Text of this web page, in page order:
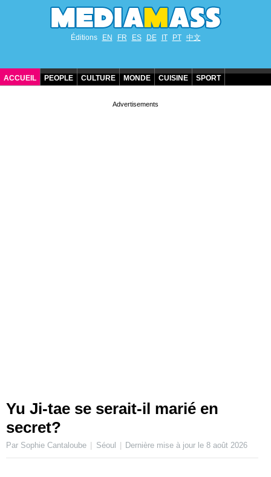
Éditions EN FR ES DE IT PT 中文
ACCUEIL PEOPLE CULTURE MONDE CUISINE SPORT
Yu Ji-tae se serait-il marié en
secret?
Par Sophie Cantaloube Séoul Dernière mise à jour le8 août 2026